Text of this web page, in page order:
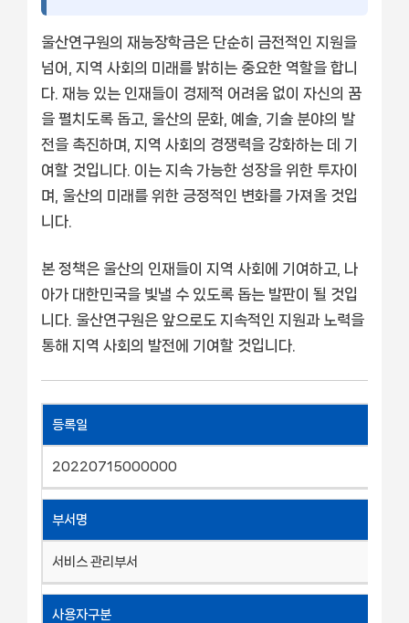
울산연구원의 재능장학금은 단순히 금전적인 지원을
넘어, 지역 사회의 미래를 밝히는 중요한 역할을 합니
다. 재능 있는 인재들이 경제적 어려움 없이 자신의 꿈
을 펼치도록 돕고, 울산의 문화, 예술, 기술 분야의 발
전을 촉진하며, 지역 사회의 경쟁력을 강화하는 데 기
여할 것입니다. 이는 지속 가능한 성장을 위한 투자이
며, 울산의 미래를 위한 긍정적인 변화를 가져올 것입
니다.
본 정책은 울산의 인재들이 지역 사회에 기여하고, 나
아가 대한민국을 빛낼 수 있도록 돕는 발판이 될 것입
니다. 울산연구원은 앞으로도 지속적인 지원과 노력을
통해 지역 사회의 발전에 기여할 것입니다.
등록일
20220715000000
부서명
서비스 관리부서
사용자구분